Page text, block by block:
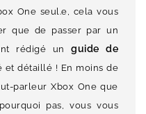
One seul.e, cela vous
que de passer par un
rédigé unguide de
et détaillé ! En moins de
parleur Xbox One que
pas, vous vous